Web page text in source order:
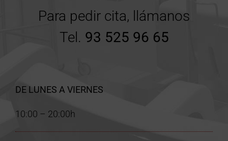
Para pedir cita, llámanos
Tel. 93 525 96 65
DE LUNES A VIERNES
10:00 – 20:00h